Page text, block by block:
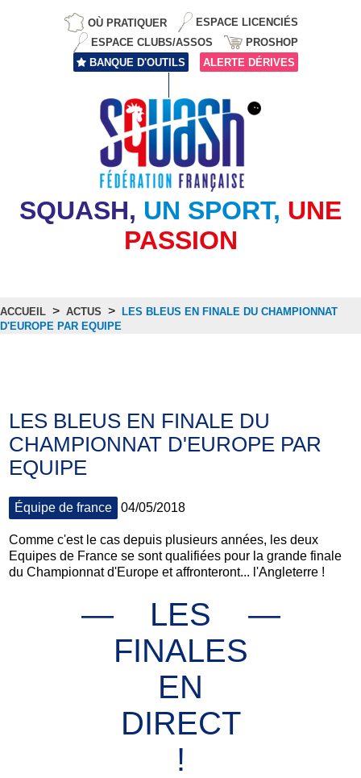
OÙ PRATIQUER
ESPACE LICENCIÉS
ESPACE CLUBS/ASSOS
PROSHOP
BANQUE D'OUTILS
ALERTE DÉRIVES
SQUASH, UN SPORT, UNE
PASSION
ACCUEIL > ACTUS > LES BLEUS EN FINALE DU CHAMPIONNAT
D'EUROPE PAR EQUIPE
LES BLEUS EN FINALE DU
CHAMPIONNAT D'EUROPE PAR
EQUIPE
Équipe de france 04/05/2018
Comme c'est le cas depuis plusieurs années, les deux
Equipes de France se sont qualifiées pour la grande finale
du Championnat d'Europe et affronteront... l'Angleterre !
LES
FINALES
EN
DIRECT
!